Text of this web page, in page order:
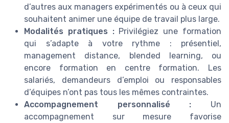
d’autres aux managers expérimentés ou à ceux qui
souhaitent animer une équipe de travail plus large.
Modalités pratiques :Privilégiez une formation
qui s’adapte à votre rythme : présentiel,
management distance, blended learning, ou
encore formation en centre formation. Les
salariés, demandeurs d’emploi ou responsables
d’équipes n’ont pas tous les mêmes contraintes.
Accompagnement personnalisé : Un
accompagnement sur mesure favorise